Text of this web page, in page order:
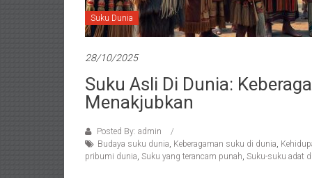
Suku Dunia
28/10/2025
Suku Asli Di Dunia:
Menakjubkan
Posted By: admin
Budaya suku dunia, Keberagaman suku di dunia,
pribumi dunia, Suku yang terancam punah, Suku-suku adat